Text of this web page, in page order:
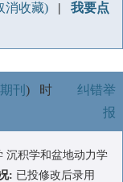
消收藏) | 我要点
刊 ) 时
纠错举
报
沉积学和盆地动力学
: 已投修改后录用